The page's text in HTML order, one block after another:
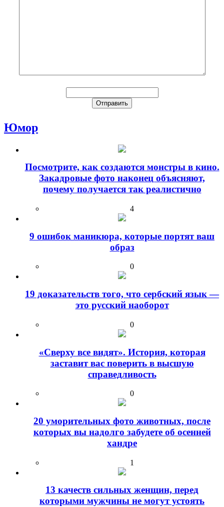
Юмор
Посмотрите, как создаются монстры в кино.
Закадровые фото наконец объясняют,
почему получается так реалистично
4
9 ошибок маникюра, которые портят ваш
образ
0
19 доказательств того, что сербский язык —
это русский наоборот
0
«Сверху все видят». История, которая
заставит вас поверить в высшую
справедливость
0
20 уморительных фото животных, после
которых вы надолго забудете об осенней
хандре
1
13 качеств сильных женщин, перед
которыми мужчины не могут устоять